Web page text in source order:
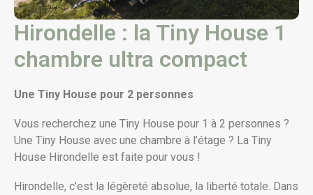
Hirondelle : la Tiny House 1
chambre ultra compact
Une Tiny House pour 2 personnes
Vous recherchez une Tiny House pour 1 à 2 personnes ?
Une Tiny House avec une chambre à l’étage ? La Tiny
House Hirondelle est faite pour vous !
Hirondelle, c’est la légèreté absolue, la liberté totale. Dans